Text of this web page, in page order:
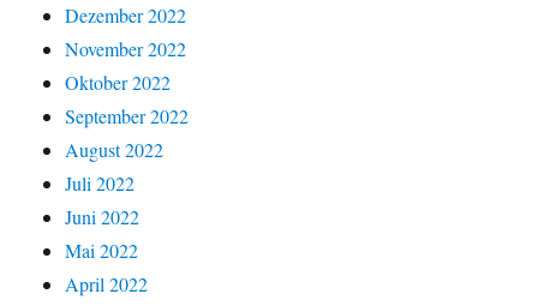
Dezember 2022
November 2022
Oktober 2022
September 2022
August 2022
Juli 2022
Juni 2022
Mai 2022
April 2022